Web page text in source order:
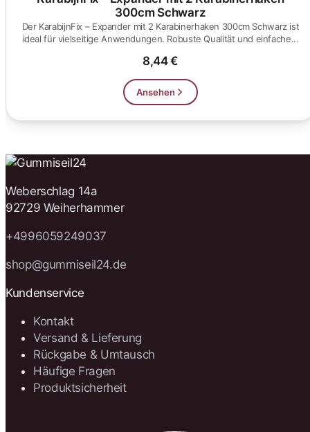
300cm Schwarz
Der KarabijnFix – Expander mit 2 Karabinerhaken 300cm Schwarz ist
ideal für vielseitige Anwendungen. Robuste Qualität und einfache...
8,44 €
Ansehen
Weberschlag 14a
92729 Weiherhammer
+4996059249037
shop@gummiseil24.de
Kundenservice
Kontakt
Versand & Lieferung
Rückgabe & Umtausch
Häufige Fragen
Produktsicherheit